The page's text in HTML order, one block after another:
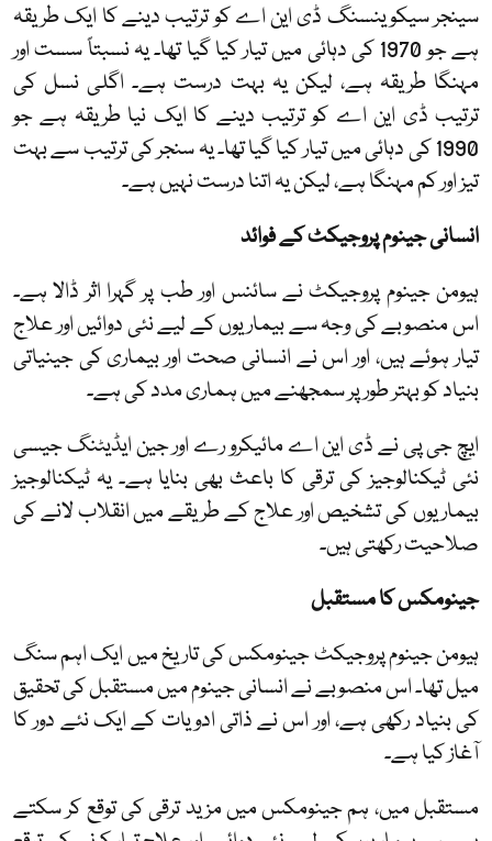
سینجر سیکوینسنگ ڈی این اے کو ترتیب دینے کا ایک طریقہ
ہے جو 1970 کی دہائی میں تیار کیا گیا تھا۔ یہ نسبتاً سست اور
مہنگا طریقہ ہے، لیکن یہ بہت درست ہے۔ اگلی نسل کی
ترتیب ڈی این اے کو ترتیب دینے کا ایک نیا طریقہ ہے جو
1990 کی دہائی میں تیار کیا گیا تھا۔ یہ سنجر کی ترتیب سے بہت
تیز اور کم مہنگا ہے، لیکن یہ اتنا درست نہیں ہے۔
انسانی جینوم پروجیکٹ کے فوائد
ہیومن جینوم پروجیکٹ نے سائنس اور طب پر گہرا اثر ڈالا ہے۔
اس منصوبے کی وجہ سے بیماریوں کے لیے نئی دوائیں اور علاج
تیار ہوئے ہیں، اور اس نے انسانی صحت اور بیماری کی جینیاتی
بنیاد کو بہتر طور پر سمجھنے میں ہماری مدد کی ہے۔
ایچ جی پی نے ڈی این اے مائیکرو رے اور جین ایڈیٹنگ جیسی
نئی ٹیکنالوجیز کی ترقی کا باعث بھی بنایا ہے۔ یہ ٹیکنالوجیز
بیماریوں کی تشخیص اور علاج کے طریقے میں انقلاب لانے کی
صلاحیت رکھتی ہیں۔
جینومکس کا مستقبل
ہیومن جینوم پروجیکٹ جینومکس کی تاریخ میں ایک اہم سنگ
میل تھا۔ اس منصوبے نے انسانی جینوم میں مستقبل کی تحقیق
کی بنیاد رکھی ہے، اور اس نے ذاتی ادویات کے ایک نئے دور کا
آغاز کیا ہے۔
مستقبل میں، ہم جینومکس میں مزید ترقی کی توقع کر سکتے